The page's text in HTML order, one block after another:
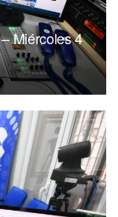
Miércoles 4